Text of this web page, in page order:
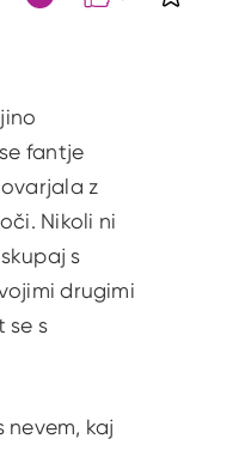
fantje
z
Nikoli ni
s
drugimi
se s
nevem, kaj